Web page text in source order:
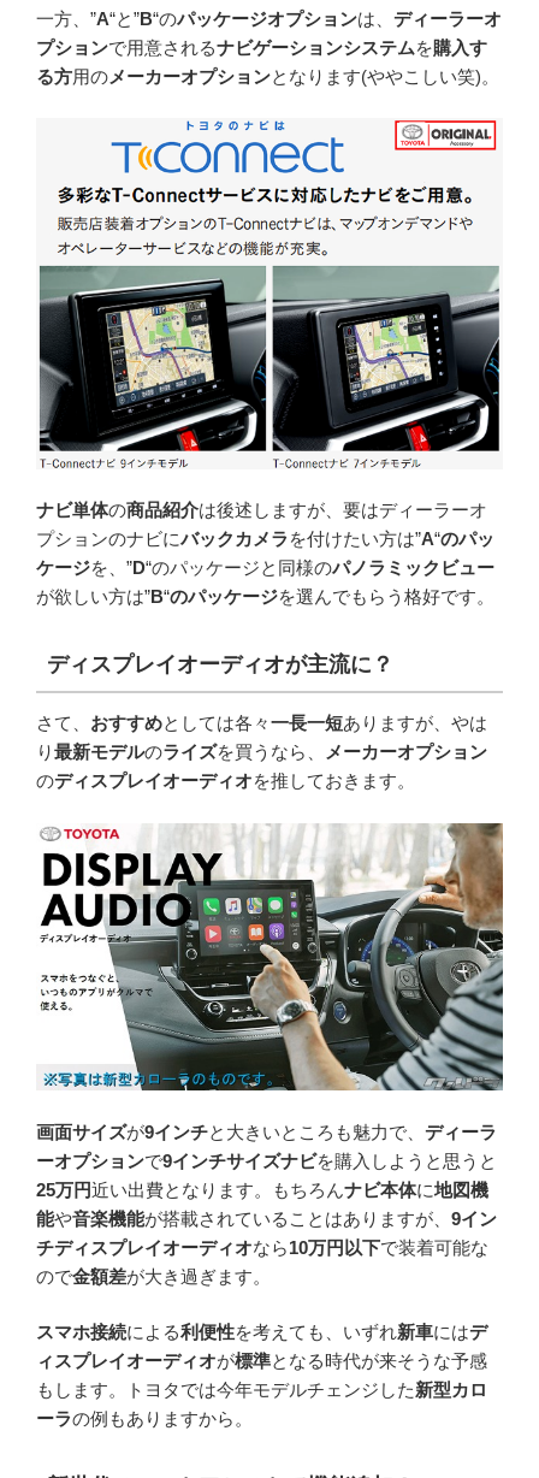
一方、”A“と”B“のパッケージオプションは、 ディーラーオ
プションで用意されるナビゲーションシステムを購入す
る方用のメーカーオプションとなります(ややこしい笑)。
ナビ単体の商品紹介は後述しますが、要はディーラーオ
プションのナビにバックカメラを付けたい方は”A“のパッ
ケージを、”D“のパッケージと同様のパノラミックビュー
が欲しい方は”B“のパッケージを選んでもらう格好です。
ディスプレイオーディオが主流に？
さて、 おすすめとしては各々一長一短ありますが、やは
り最新モデルのライズを買うなら、
メーカーオプション
のディスプレイオーディオを推しておきます。
画面サイズが9インチと大きいところも魅力で、 ディーラ
ーオプションで9インチサイズナビを購入しようと思うと
25万円近い出費となります。もちろんナビ本体に地図機
能や音楽機能が搭載されていることはありますが、 9イン
チディスプレイオーディオなら10万円以下で装着可能な
ので金額差が大き過ぎます。
スマホ接続による利便性を考えても、いずれ新車にはデ
ィスプレイオーディオが標準となる時代が来そうな予感
もします。トヨタでは今年モデルチェンジした新型カロ
ーラの例もありますから。